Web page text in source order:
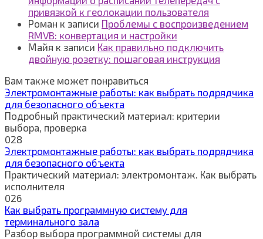
привязкой к геолокации пользователя
Роман к записи Проблемы с воспроизведением
RMVB: конвертация и настройки
Майя к записи Как правильно подключить
двойную розетку: пошаговая инструкция
Вам также может понравиться
Электромонтажные работы: как выбрать подрядчика
для безопасного объекта
Подробный практический материал: критерии
выбора, проверка
028
Электромонтажные работы: как выбрать подрядчика
для безопасного объекта
Практический материал: электромонтаж. Как выбрать
исполнителя
026
Как выбрать программную систему для
терминального зала
Разбор выбора программной системы для